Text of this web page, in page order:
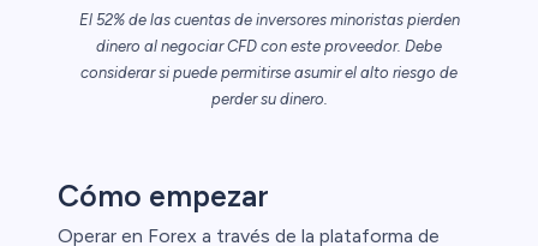
El 52% de las cuentas de inversores minoristas pierden
dinero al negociar CFD con este proveedor. Debe
considerar si puede permitirse asumir el alto riesgo de
perder su dinero.
Cómo empezar
Operar en Forex a través de la plataforma de